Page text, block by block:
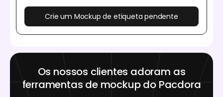
Crie um Mockup de etiqueta pendente
Os nossos clientes adoram as
ferramentas de mockup do Pacdora